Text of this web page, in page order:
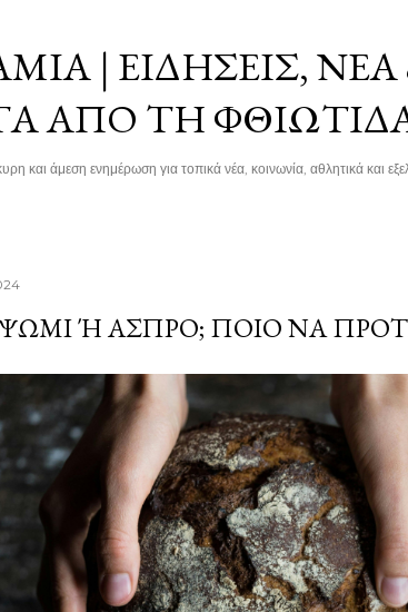
| ΕΙΔΉΣΕΙΣ, ΝΈΑ
ΑΠΌ ΤΗ
και άμεση ενημέρωση για τοπικά νέα, κοινωνία, αθλητικά και
Ή ΆΣΠΡΟ; ΠΟΙΟ ΝΑ